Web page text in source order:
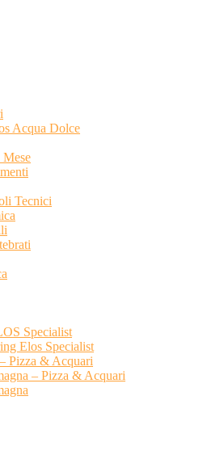
Acqua Dolce
Tecnici
Specialist
Elos Specialist
Pizza & Acquari
– Pizza & Acquari